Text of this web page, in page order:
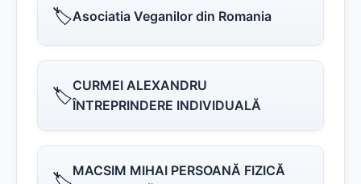
🏷️Asociatia Veganilor din Romania
🏷️CURMEI ALEXANDRU
ÎNTREPRINDERE INDIVIDUALĂ
MACSIM MIHAI PERSOANĂ FIZICĂ